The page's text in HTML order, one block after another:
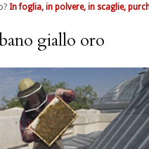
In foglia, in polvere, in scaglie,
giallo oro